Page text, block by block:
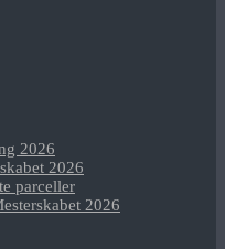
2026
2026
parceller
2026